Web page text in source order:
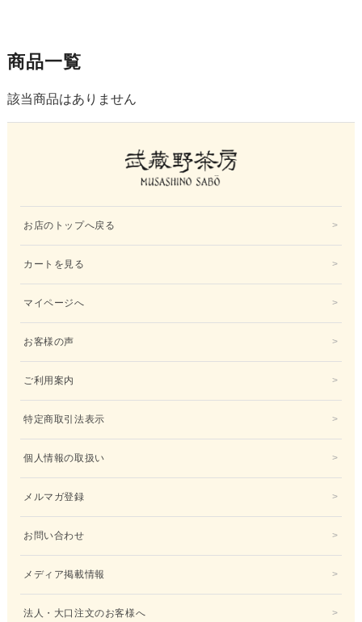
商品一覧
該当商品はありません
お店のトップへ戻る
カートを見る
マイページへ
お客様の声
ご利用案内
特定商取引法表示
個人情報の取扱い
メルマガ登録
お問い合わせ
メディア掲載情報
法人・大口注文のお客様へ